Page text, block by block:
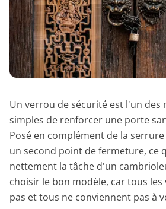
Un verrou de sécurité est l'un des
simples de renforcer une porte
Posé en complément de la
un second point de fermeture, ce
nettement la tâche d'un
choisir le bon modèle, car tous
pas et tous ne conviennent pas à